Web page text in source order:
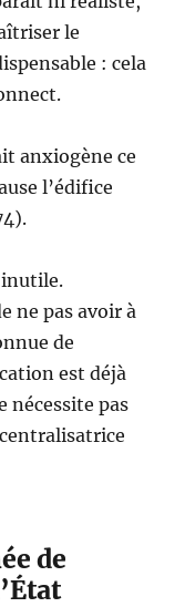
le
: cela
anxiogène ce
l’édifice
inutile.
ne pas avoir à
de
est déjà
nécessite pas
centralisatrice
de